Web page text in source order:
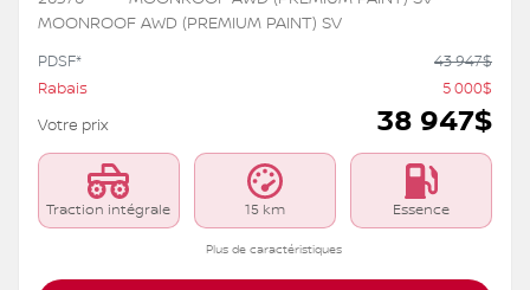
MOONROOF AWD (PREMIUM PAINT) SV
PDSF*
43 947$
Rabais
5 000$
Votre prix
38 947$
Traction intégrale 15 km Essence
Plus de caractéristiques